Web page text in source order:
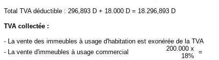
Total TVA déductible : 296,893 D + 18.000 D = 18. 296,893 D
TVA collectée :
- La vente des immeubles à usage d'habitation est exonérée de la TVA
- La vente d'immeubles à usage commercial
200.000 x
18%
=